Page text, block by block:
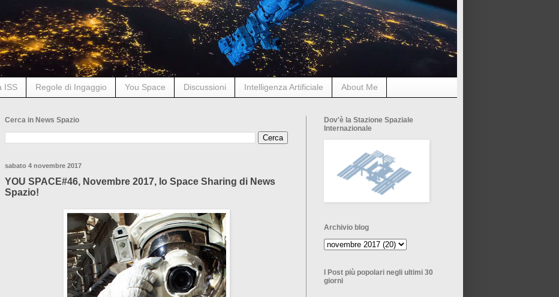
ISS Regole di Ingaggio You Space Discussioni Intelligenza Artificiale About Me
Cerca in News Spazio
sabato 4 novembre 2017
YOU SPACE#46, Novembre 2017, lo Space Sharing di News
Spazio!
Dov'è la Stazione Spaziale
Internazionale
Archivio blog
I Post più popolari negli ultimi 30
giorni